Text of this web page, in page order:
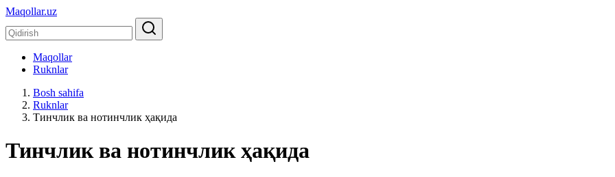
Maqollar.uz
Maqollar
Ruknlar
Bosh sahifa
Ruknlar
Тинчлик ва нотинчлик ҳақида
Тинчлик ва нотинчлик ҳақида